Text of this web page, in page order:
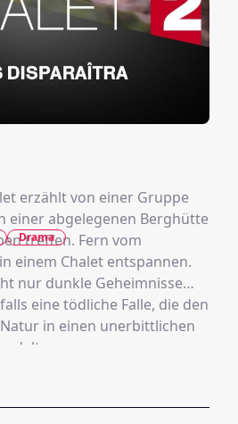
erzählt von einer Gruppe
einer abgelegenen Berghütte
treffen. Fern vom
einem Chalet entspannen.
nur dunkle Geheimnisse
eine tödliche Falle, die den
in einen unerbittlichen
Drama